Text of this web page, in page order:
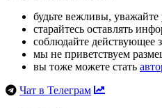
будьте вежливы, уважайте
старайтесь оставлять
соблюдайте действующее
мы не приветствуем
вы тоже можете стать
Чат в Телеграм